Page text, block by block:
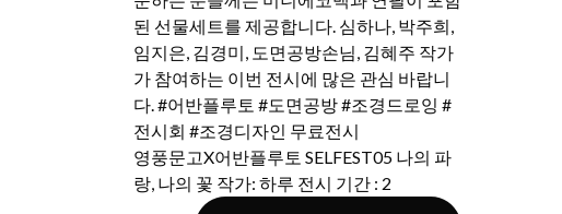
영풍문고X어반플루토 SELFEST05 나의 파
랑, 나의 꽃 작가: 하루 전시 기간 : 2